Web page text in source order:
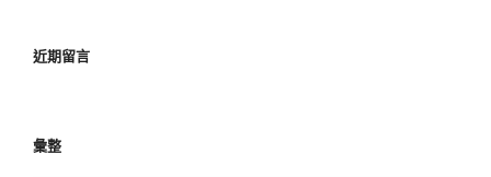
近期留言
彙整